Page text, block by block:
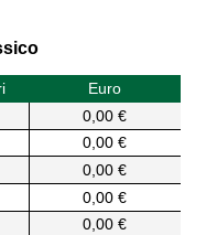
Euro
0,00 €
0,00 €
0,00 €
0,00 €
0,00 €